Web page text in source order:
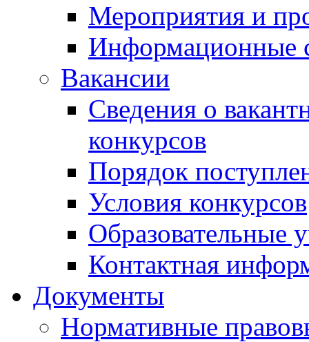
Мероприятия и
Информационные
Вакансии
Сведения о
конкурсов
Порядок
Условия конкурсов
Образовательные
Контактная
Документы
Нормативные